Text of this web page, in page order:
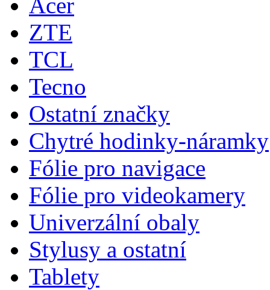
ZTE
TCL
Tecno
Ostatní značky
Chytré hodinky-náramky
Fólie pro navigace
Fólie pro videokamery
Univerzální obaly
Stylusy a ostatní
Tablety